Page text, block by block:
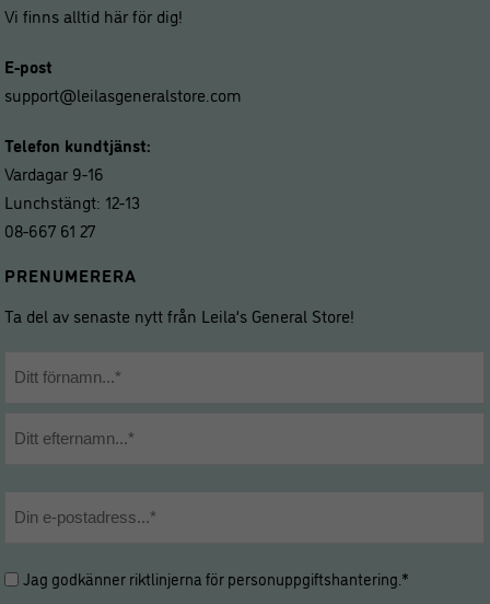
Vi finns alltid här för dig!
E-post
support@leilasgeneralstore.com
Telefon kundtjänst:
Vardagar 9-16
Lunchstängt: 12-13
08-667 61 27
PRENUMERERA
Ta del av senaste nytt från Leila’s General Store!
Hantering
Jag godkänner riktlinjerna förpersonuppgiftshantering .*